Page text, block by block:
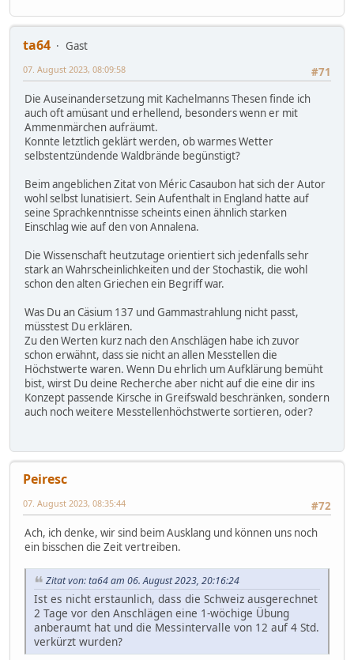
ta64
Gast
#71
07. August 2023, 08:09:58
Die Auseinandersetzung mit Kachelmanns Thesen finde ich
auch oft amüsant und erhellend, besonders wenn er mit
Ammenmärchen aufräumt.
Konnte letztlich geklärt werden, ob warmes Wetter
selbstentzündende Waldbrände begünstigt?
Beim angeblichen Zitat von Méric Casaubon hat sich der Autor
wohl selbst lunatisiert. Sein Aufenthalt in England hatte auf
seine Sprachkenntnisse scheints einen ähnlich starken
Einschlag wie auf den von Annalena.
Die Wissenschaft heutzutage orientiert sich jedenfalls sehr
stark an Wahrscheinlichkeiten und der Stochastik, die wohl
schon den alten Griechen ein Begriff war.
Was Du an Cäsium 137 und Gammastrahlung nicht passt,
müsstest Du erklären.
Zu den Werten kurz nach den Anschlägen habe ich zuvor
schon erwähnt, dass sie nicht an allen Messtellen die
Höchstwerte waren. Wenn Du ehrlich um Aufklärung bemüht
bist, wirst Du deine Recherche aber nicht auf die eine dir ins
Konzept passende Kirsche in Greifswald beschränken, sondern
auch noch weitere Messtellenhöchstwerte sortieren, oder?
Peiresc
#72
07. August 2023, 08:35:44
Ach, ich denke, wir sind beim Ausklang und können uns noch
ein bisschen die Zeit vertreiben.
Zitat von: ta64 am 06. August 2023, 20:16:24
Ist es nicht erstaunlich, dass die Schweiz ausgerechnet
2 Tage vor den Anschlägen eine 1-wöchige Übung
anberaumt hat und die Messintervalle von 12 auf 4 Std.
verkürzt wurden?